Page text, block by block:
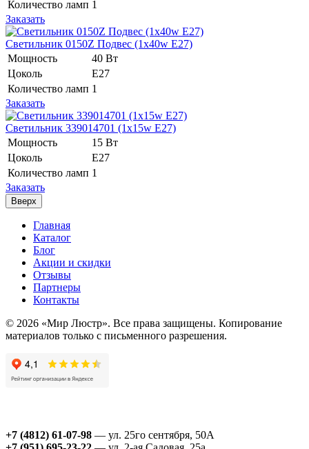
Количество ламп 1
Заказать
Светильник 0150Z Подвес (1x40w E27)
Мощность
40 Вт
Цоколь
Е27
Количество ламп 1
Заказать
Светильник 339014701 (1x15w E27)
Мощность
15 Вт
Цоколь
Е27
Количество ламп 1
Заказать
Вверх
Главная
Каталог
Блог
Акции и скидки
Отзывы
Партнеры
Контакты
© 2026 «Мир Люстр». Все права защищены. Копирование
материалов только с письменного разрешения.
+7 (4812) 61-07-98 — ул. 25го сентября, 50А